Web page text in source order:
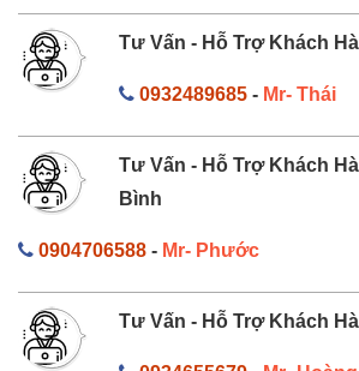
Tư Vấn - Hỗ Trợ Khách
0932489685- Mr- Thái
Tư Vấn - Hỗ Trợ Khách
Bình
0904706588 - Mr- Phước
Tư Vấn - Hỗ Trợ Khách